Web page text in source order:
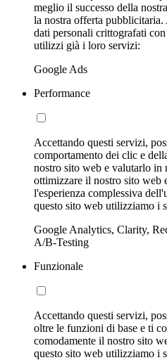
meglio il successo della
la nostra offerta
dati personali crittografati
utilizzi già i loro servizi:
Google Ads
Performance
Accettando questi servizi,
comportamento dei clic e
nostro sito web e valutarlo in
ottimizzare il nostro sito web
l'esperienza complessiva
questo sito web utilizziamo i
Google Analytics, Clarity,
A/B-Testing
Funzionale
Accettando questi servizi,
oltre le funzioni di base e ti
comodamente il nostro sito
questo sito web utilizziamo i